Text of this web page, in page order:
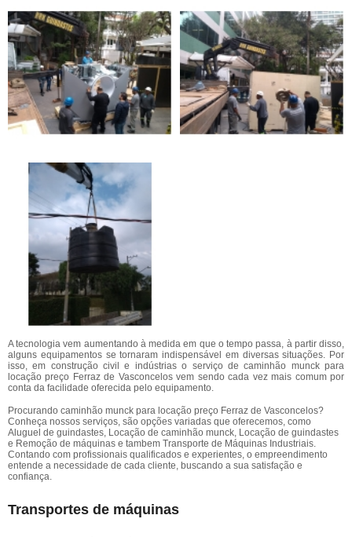
A tecnologia vem aumentando à medida em que o tempo passa, à partir disso,
alguns equipamentos se tornaram indispensável em diversas situações. Por
isso, em construção civil e indústrias o serviço de caminhão munck para
locação preço Ferraz de Vasconcelos vem sendo cada vez mais comum por
conta da facilidade oferecida pelo equipamento.
Procurando caminhão munck para locação preço Ferraz de Vasconcelos?
Conheça nossos serviços, são opções variadas que oferecemos, como
Aluguel de guindastes, Locação de caminhão munck, Locação de guindastes
e Remoção de máquinas e tambem Transporte de Máquinas Industriais.
Contando com profissionais qualificados e experientes, o empreendimento
entende a necessidade de cada cliente, buscando a sua satisfação e
confiança.
Transportes de máquinas